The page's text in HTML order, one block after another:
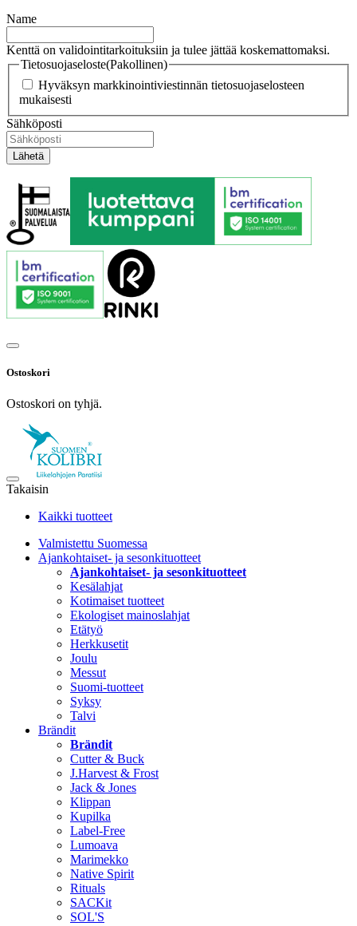
Name
Kenttä on validointitarkoituksiin ja tulee jättää koskemattomaksi.
Tietosuojaseloste(Pakollinen)
Hyväksyn markkinointiviestinnän tietosuojaselosteen
mukaisesti
Sähköposti
Ostoskori
Ostoskori on tyhjä.
Takaisin
Kaikki tuotteet
Valmistettu Suomessa
Ajankohtaiset- ja sesonkituotteet
Ajankohtaiset- ja sesonkituotteet
Kesälahjat
Kotimaiset tuotteet
Ekologiset mainoslahjat
Etätyö
Herkkusetit
Joulu
Messut
Suomi-tuotteet
Syksy
Talvi
Brändit
Brändit
Cutter & Buck
J.Harvest & Frost
Jack & Jones
Klippan
Kupilka
Label-Free
Lumoava
Marimekko
Native Spirit
Rituals
SACKit
SOL'S